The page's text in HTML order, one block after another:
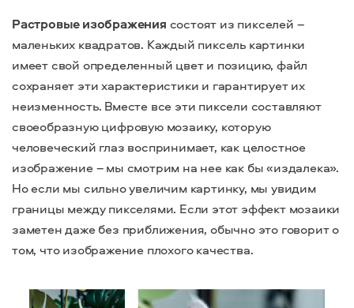
Растровые изображения состоят из пикселей –
маленьких квадратов. Каждый пиксель картинки
имеет свой определенный цвет и позицию, файл
сохраняет эти характеристики и гарантирует их
неизменность. Вместе все эти пиксели составляют
своеобразную цифровую мозаику, которую
человеческий глаз воспринимает, как целостное
изображение – мы смотрим на нее как бы «издалека».
Но если мы сильно увеличим картинку, мы увидим
границы между пикселями. Если этот эффект мозаики
заметен даже без приближения, обычно это говорит о
том, что изображение плохого качества.